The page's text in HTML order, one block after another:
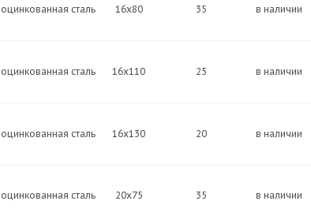
оцинкованная сталь 16х80 35 в наличии
оцинкованная сталь 16х110 25 в наличии
оцинкованная сталь 16х130 20 в наличии
оцинкованная сталь 20х75 35 в наличии